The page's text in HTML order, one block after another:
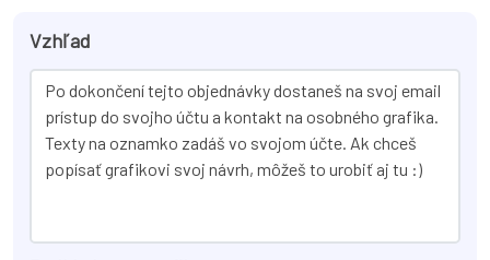
Vzhľad